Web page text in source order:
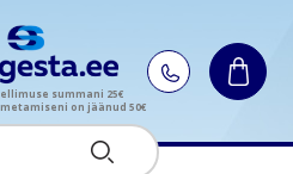
summani 25€
on jäänud 50€